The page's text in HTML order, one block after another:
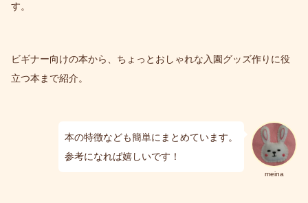
す。
ビギナー向けの本から、ちょっとおしゃれな入園グッズ作りに役
立つ本まで紹介。
meina
本の特徴なども簡単にまとめています。
参考になれば嬉しいです！